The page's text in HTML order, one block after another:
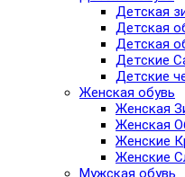
Детская
Детская
Детская
Детские
Детские
Женская обувь
Женская
Женская
Женские
Женские
Мужская обувь